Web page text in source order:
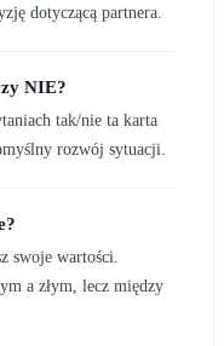
dotyczącą partnera.
NIE?
tak/nie ta karta
rozwój sytuacji.
swoje wartości.
a złym, lecz między